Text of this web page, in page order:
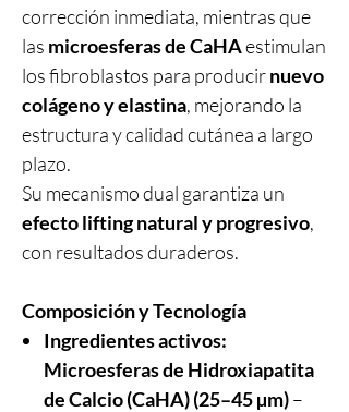
corrección inmediata, mientras que
las microesferas de CaHAestimulan
los fibroblastos para producirnuevo
colágeno y elastina, mejorando la
estructura y calidad cutánea a largo
plazo.
Su mecanismo dual garantiza un
efecto lifting natural y progresivo,
con resultados duraderos.
Composición y Tecnología
Ingredientes activos:
Microesferas de Hidroxiapatita
de Calcio (CaHA) (25–45 µm)–